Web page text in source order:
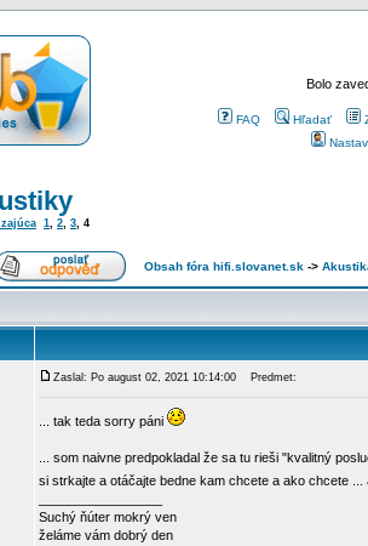
Bolo
FAQ Hľadať
1, 2, 3, 4
Obsah fóra hifi.slovanet.sk ->
Zaslal: Po august 02, 2021 10:14:00 Predmet:
... tak teda sorry páni
... som naivne predpokladal že sa tu rieši "kvalitný
si strkajte a otáčajte bedne kam chcete a ako chcete
Suchý ňúter mokrý ven
želáme vám dobrý den